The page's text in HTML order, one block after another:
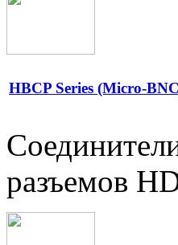
HBCP Series (Micro-
разъемов